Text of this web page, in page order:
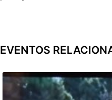
EVENTOS